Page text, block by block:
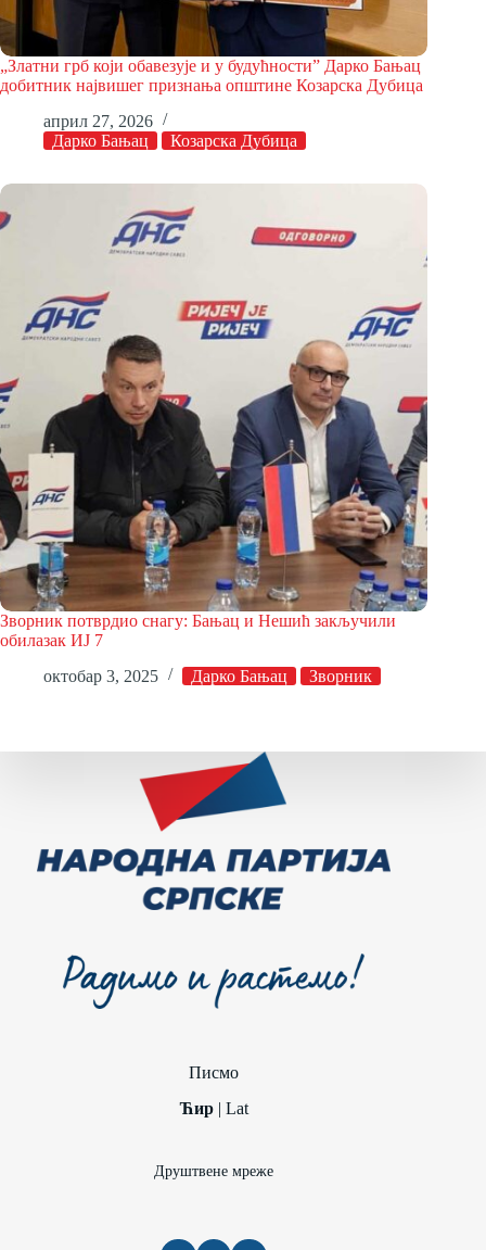
„Златни грб који обавезује и у будућности” Дарко Бањац
добитник највишег признања општине Козарска Дубица
април 27, 2026
Дарко Бањац
Козарска Дубица
Зворник потврдио снагу: Бањац и Нешић закључили
обилазак ИЈ 7
октобар 3, 2025
Дарко Бањац Зворник
Писмо
Ћир| Lat
Друштвене мреже